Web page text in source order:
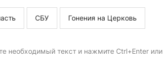
СБУ Гонения на Церковь
необходимый текст и нажмите Ctrl+Enter или